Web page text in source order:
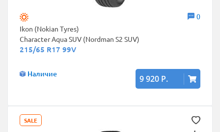
0
Ikon (Nokian Tyres)
Character Aqua SUV (Nordman S2 SUV)
215/65 R17 99V
Наличие 9 920 Р.
SALE